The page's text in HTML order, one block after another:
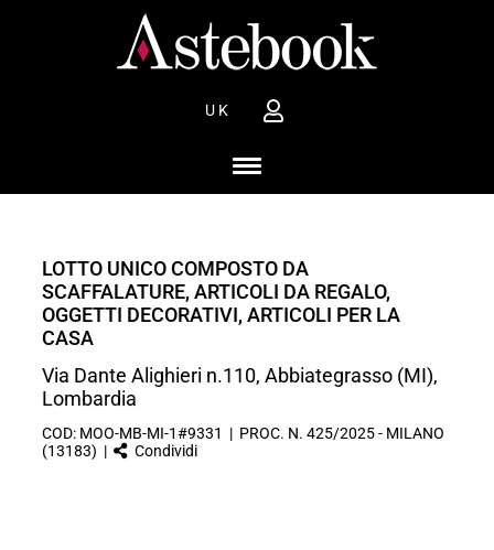
UK
LOTTO UNICO COMPOSTO DA
SCAFFALATURE, ARTICOLI DA REGALO,
OGGETTI DECORATIVI, ARTICOLI PER LA
CASA
Via Dante Alighieri n.110, Abbiategrasso (MI),
Lombardia
COD: MOO-MB-MI-1#9331 | PROC. N. 425/2025 - MILANO
(13183) |
Condividi